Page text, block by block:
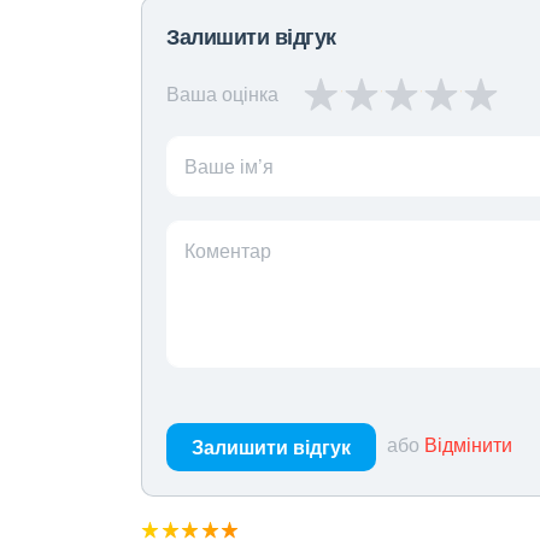
Залишити відгук
Ваша оцінка
Ваше ім’я
Коментар
Залишити відгук або Відмінити